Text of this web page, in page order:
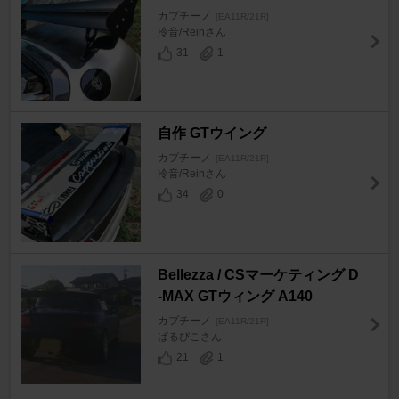
カプチーノ [EA11R/21R]
冷音/Reinさん
31
1
自作 GTウイング
カプチーノ [EA11R/21R]
冷音/Reinさん
34
0
Bellezza / CSマーケティング D
-MAX GTウィング A140
カプチーノ [EA11R/21R]
ぱるぴこさん
21
1